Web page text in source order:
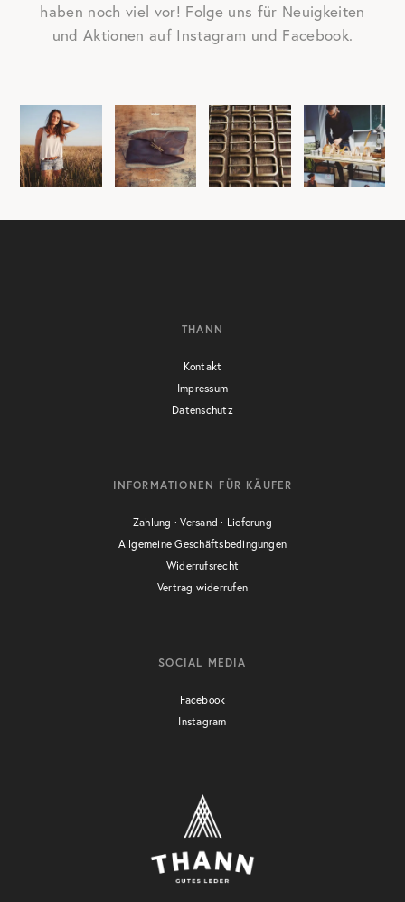
haben noch viel vor! Folge uns für Neuigkeiten
und Aktionen auf Instagram und Facebook.
THANN
Kontakt
Impressum
Datenschutz
INFORMATIONEN FÜR KÄUFER
Zahlung · Versand · Lieferung
Allgemeine Geschäftsbedingungen
Widerrufsrecht
Vertrag widerrufen
SOCIAL MEDIA
Facebook
Instagram